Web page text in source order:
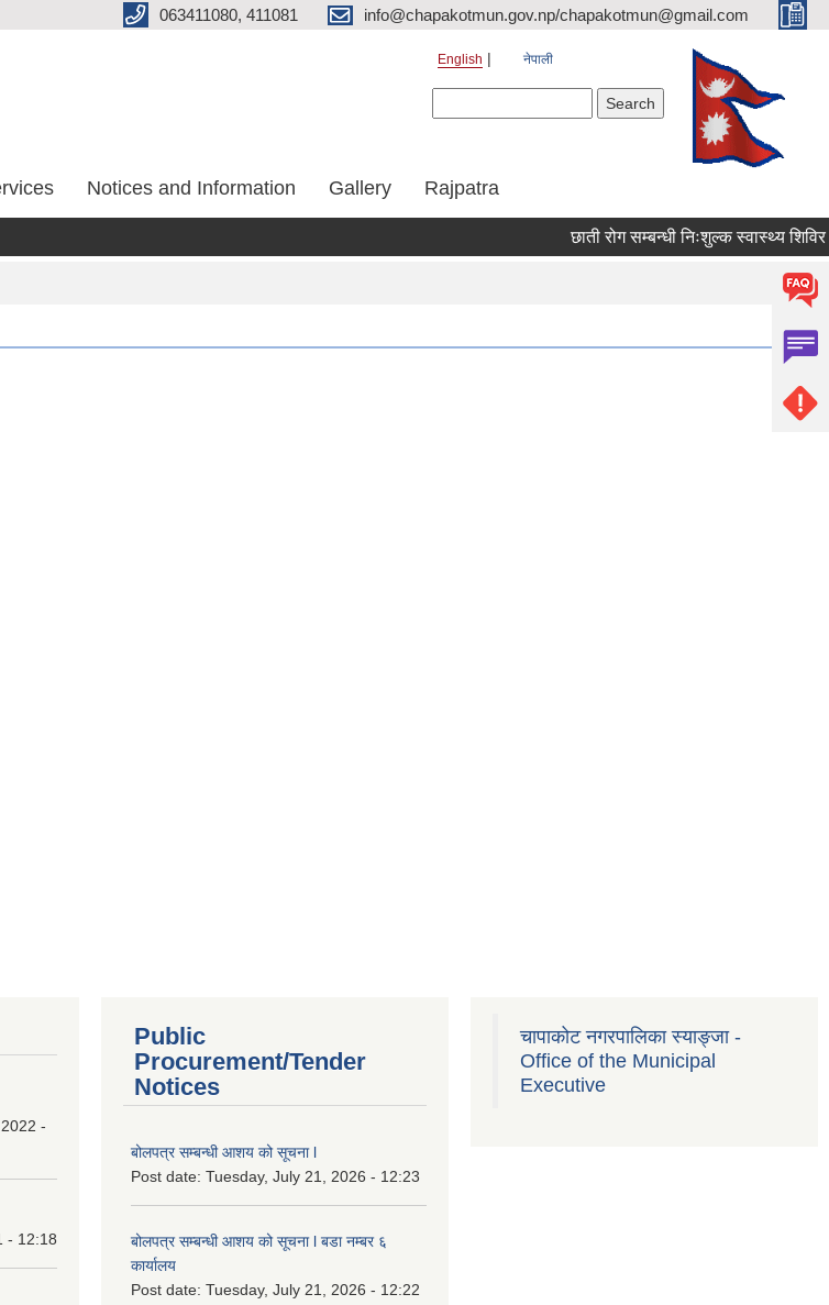
063411080, 411081 info@chapakotmun.gov.np/chapakotmun@gmail.com
English नेपाली
Notices and Information Gallery Rajpatra
छाती रोग सम्बन्धी निःशुल्क स्वास्थ्य शिविर
-
- 12:18
Public
Procurement/Tender
Notices
बोलपत्र सम्बन्धी आशय को सूचना l
Post date: Tuesday, July 21, 2026 - 12:23
बोलपत्र सम्बन्धी आशय को सूचना l बडा नम्बर ६
कार्यालय
Post date: Tuesday, July 21, 2026 - 12:22
चापाकोट नगरपालिका स्याङ्जा -
Office of the Municipal
Executive